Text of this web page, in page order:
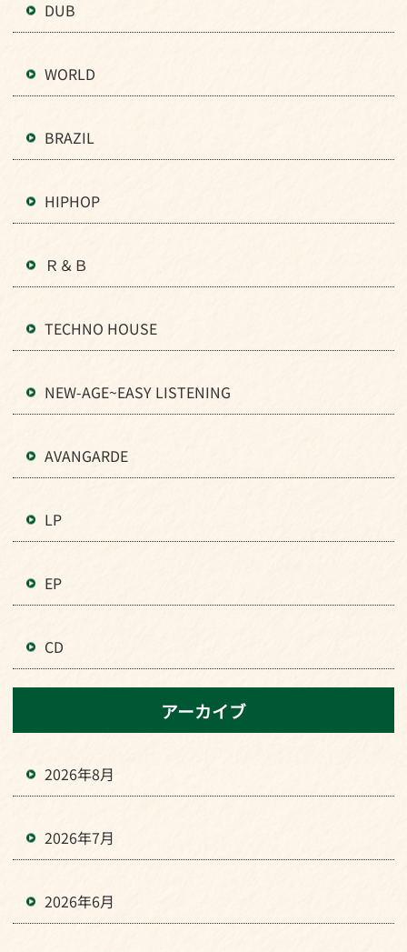
DUB
WORLD
BRAZIL
HIPHOP
Ｒ＆Ｂ
TECHNO HOUSE
NEW-AGE~EASY LISTENING
AVANGARDE
LP
EP
CD
アーカイブ
2026年8月
2026年7月
2026年6月